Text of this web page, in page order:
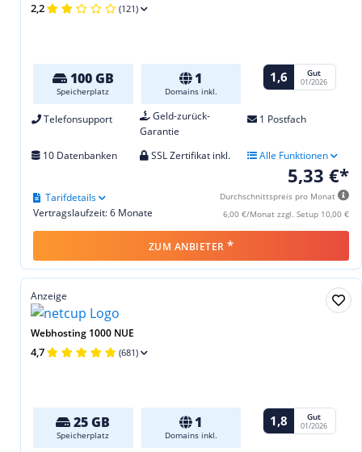
2,2 (121)
100 GB
Speicherplatz
1
Domains inkl.
1,6 Gut
01/2026
Telefonsupport
Geld-zurück-
Garantie
1 Postfach
10 Datenbanken SSL Zertifikat inkl. Alle Funktionen
5,33 €*
Durchschnittspreis pro Monat
6,00 €/Monat zzgl. Setup 10,00 €
Vertragslaufzeit: 6 Monate
Tarifdetails
ZUM ANBIETER *
Anzeige
Webhosting 1000 NUE
4,7 (681)
25 GB
Speicherplatz
1
Domains inkl.
1,8 Gut
01/2026